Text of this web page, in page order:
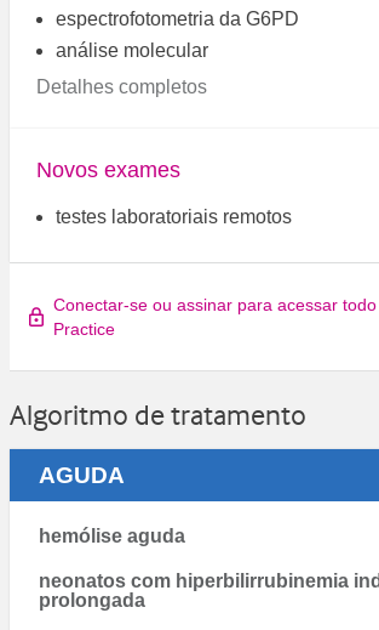
espectrofotometria da G6PD
análise molecular
Detalhes completos
Novos exames
testes laboratoriais remotos
Conectar-se ou assinar para acessar
Practice
Algoritmo de tratamento
AGUDA
hemólise aguda
neonatos com hiperbilirrubinemia
prolongada